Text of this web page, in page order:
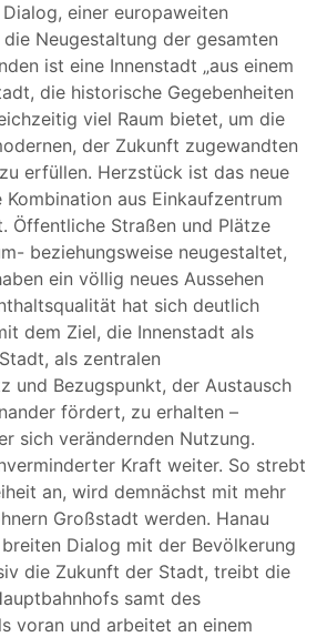
einer europaweiten
Neugestaltung der gesamten
ist eine Innenstadt „aus einem
die historische Gegebenheiten
viel Raum bietet, um die
der Zukunft zugewandten
erfüllen. Herzstück ist das neue
Kombination aus Einkaufzentrum
Öffentliche Straßen und Plätze
beziehungsweise neugestaltet,
ein völlig neues Aussehen
hat sich deutlich
dem Ziel, die Innenstadt als
als zentralen
und Bezugspunkt, der Austausch
fördert, zu erhalten –
sich verändernden Nutzung.
Kraft weiter. So strebt
an, wird demnächst mit mehr
Großstadt werden. Hanau
Dialog mit der Bevölkerung
die Zukunft der Stadt, treibt die
samt des
voran und arbeitet an einem